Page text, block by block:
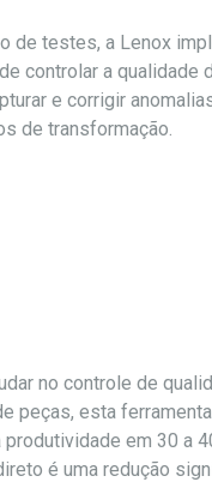
de testes, a Lenox
controlar a qualidade
e corrigir
de transformação.
no controle de
peças, esta
produtividade em 30 a
é uma redução